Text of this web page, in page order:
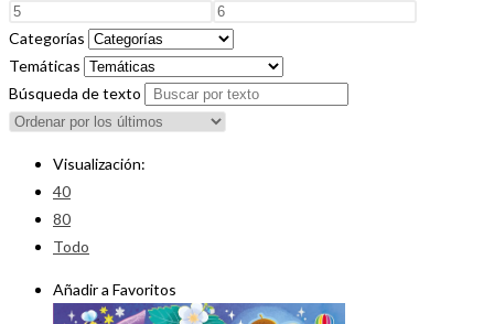
Categorías
Temáticas
Búsqueda de texto
Visualización:
40
80
Todo
Añadir a Favoritos